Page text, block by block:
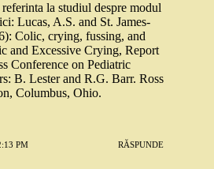
la studiul despre modul
Lucas, A.S. and St. James-
Colic, crying, fussing, and
and Excessive Crying, Report
Conference on Pediatric
B. Lester and R.G. Barr. Ross
Columbus, Ohio.
PM RĂSPUNDE